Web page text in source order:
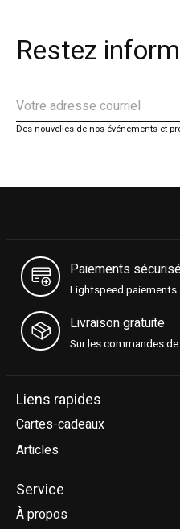
Restez
Des nouvelles de nos événements et
Paiements
Lightspeed paiements
Livraison gratuite
Sur les commandes
Liens rapides
Cartes-cadeaux
Articles
Service
À propos